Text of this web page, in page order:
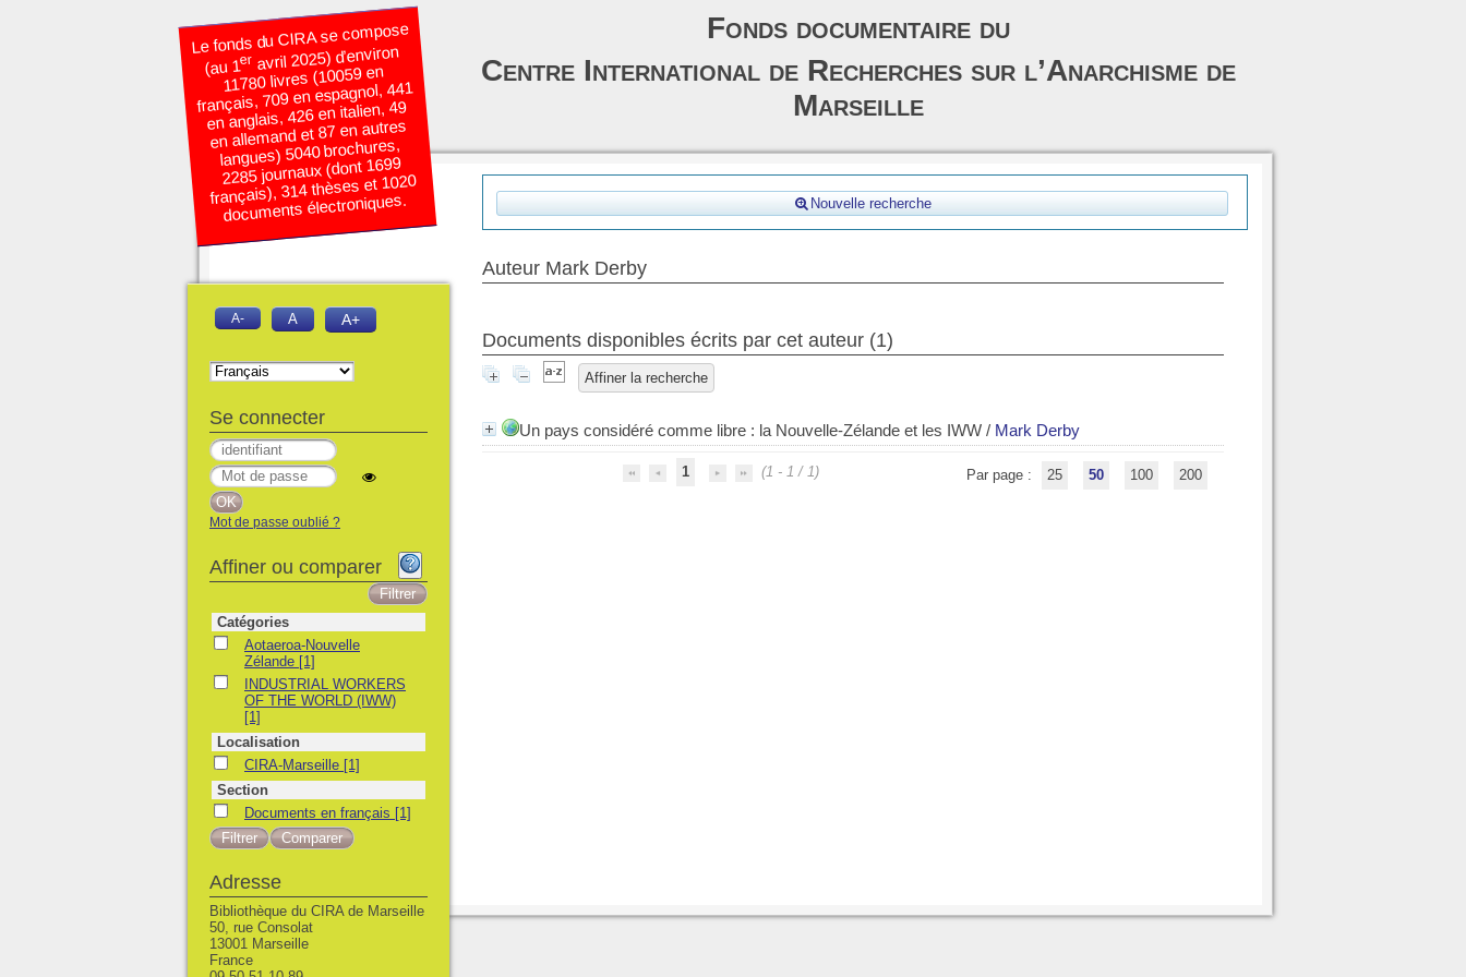
Nouvelle recherche
Auteur Mark Derby
Documents disponibles écrits par cet auteur (1)
Affiner la recherche
Un pays considéré comme libre : la Nouvelle-Zélande et les IWW / Mark Derby
1 (1 - 1 / 1) Par page : 25 50 100 200
Le fonds du CIRA se compose
(au 1eravril 2025) d’environ
11780 livres (10059 en
français, 709 en espagnol, 441
en anglais, 426 en italien, 49
en allemand et 87 en autres
langues) 5040 brochures,
2285 journaux (dont 1699
français), 314 thèses et 1020
documents électroniques.
Fonds documentaire du
Centre International de Recherches sur l’Anarchisme de
Marseille
A- A A+
Se connecter
Mot de passe oublié ?
Affiner ou comparer
Catégories
Aotaeroa-Nouvelle Zélande
Aotaeroa-Nouvelle
Zélande [1]
INDUSTRIAL WORKERS OF THE WORLD (IWW)
INDUSTRIAL WORKERS
OF THE WORLD (IWW)
[1]
Localisation
CIRA-Marseille
CIRA-Marseille [1]
Section
Documents en français
Documents en français [1]
Adresse
Bibliothèque du CIRA de Marseille
50, rue Consolat
13001 Marseille
France